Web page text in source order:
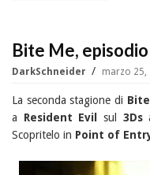
Bite Me,
DarkSchneider marzo 25,
La seconda stagione di
a Resident Evil sul 3Ds
Scopritelo in Point of